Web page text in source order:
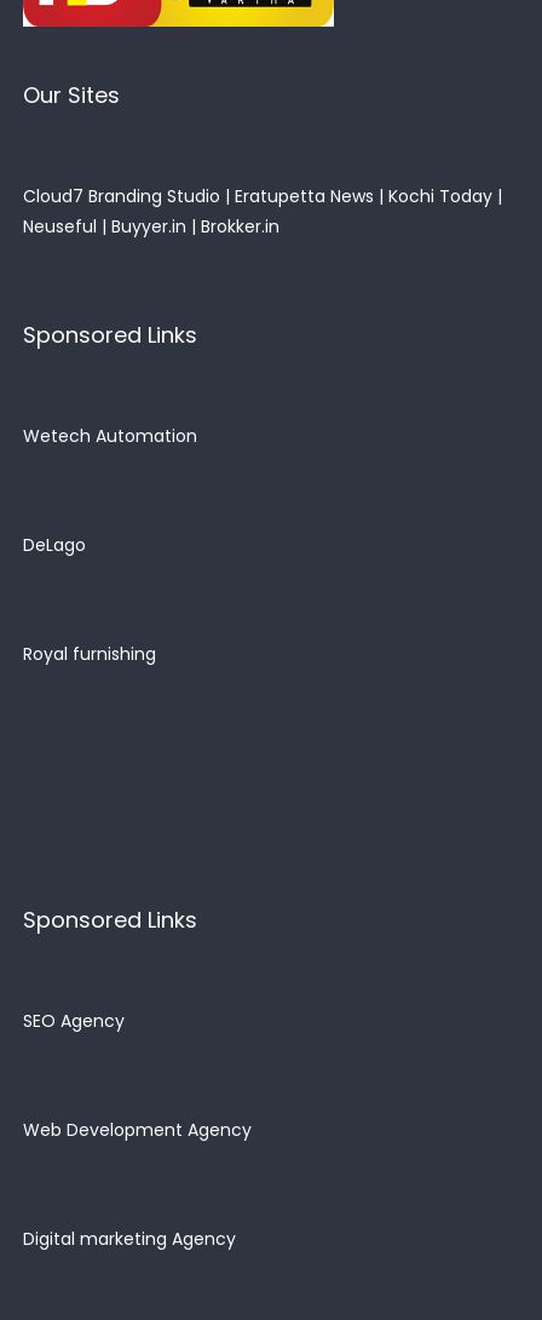
Our Sites
Cloud7 Branding Studio | Eratupetta News | Kochi Today |
Neuseful | Buyyer.in | Brokker.in
Sponsored Links
Wetech Automation
DeLago
Royal furnishing
Sponsored Links
SEO Agency
Web Development Agency
Digital marketing Agency